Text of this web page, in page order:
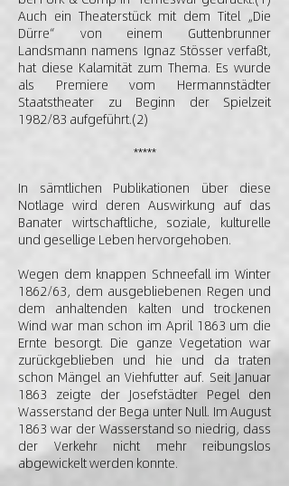
Auch ein Theaterstück mit dem Titel „Die
Dürre“ von einem Guttenbrunner
Landsmann namens Ignaz Stösser verfaßt,
hat diese Kalamität zum Thema. Es wurde
als Premiere vom Hermannstädter
Staatstheater zu Beginn der Spielzeit
1982/83 aufgeführt.(2)
*****
In sämtlichen Publikationen über diese
Notlage wird deren Auswirkung auf das
Banater wirtschaftliche, soziale, kulturelle
und gesellige Leben hervorgehoben.
Wegen dem knappen Schneefall im Winter
1862/63, dem ausgebliebenen Regen und
dem anhaltenden kalten und trockenen
Wind war man schon im April 1863 um die
Ernte besorgt. Die ganze Vegetation war
zurückgeblieben und hie und da traten
schon Mängel an Viehfutter auf. Seit Januar
1863 zeigte der Josefstädter Pegel den
Wasserstand der Bega unter Null. Im August
1863 war der Wasserstand so niedrig, dass
der Verkehr nicht mehr reibungslos
abgewickelt werden konnte.